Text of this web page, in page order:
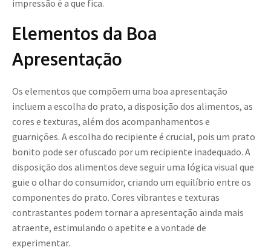
impressão é a que fica.
Elementos da Boa
Apresentação
Os elementos que compõem uma boa apresentação
incluem a escolha do prato, a disposição dos alimentos, as
cores e texturas, além dos acompanhamentos e
guarnições. A escolha do recipiente é crucial, pois um prato
bonito pode ser ofuscado por um recipiente inadequado. A
disposição dos alimentos deve seguir uma lógica visual que
guie o olhar do consumidor, criando um equilíbrio entre os
componentes do prato. Cores vibrantes e texturas
contrastantes podem tornar a apresentação ainda mais
atraente, estimulando o apetite e a vontade de
experimentar.